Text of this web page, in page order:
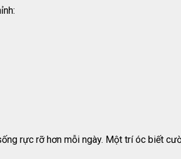
rực rỡ hơn mỗi ngày. Một trí óc biết